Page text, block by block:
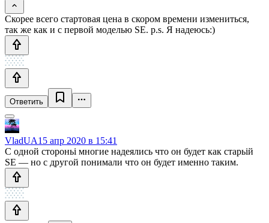
Скорее всего стартовая цена в скором времени измениться,
так же как и с первой моделью SE. p.s. Я надеюсь:)
Ответить
VladUA15 апр 2020 в 15:41
С одной стороньі многие надеялись что он будет как старьій
SE — но с другой понимали что он будет именно таким.